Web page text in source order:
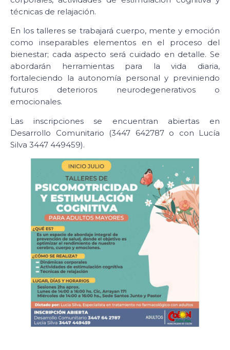
técnicas de relajación.
En los talleres se trabajará cuerpo, mente y emoción
como inseparables elementos en el proceso del
bienestar; cada aspecto será cuidado en detalle. Se
abordarán herramientas para la vida diaria,
fortaleciendo la autonomía personal y previniendo
futuros deterioros neurodegenerativos o
emocionales.
Las inscripciones se encuentran abiertas en
Desarrollo Comunitario (3447 642787 o con Lucía
Silva 3447 449459).